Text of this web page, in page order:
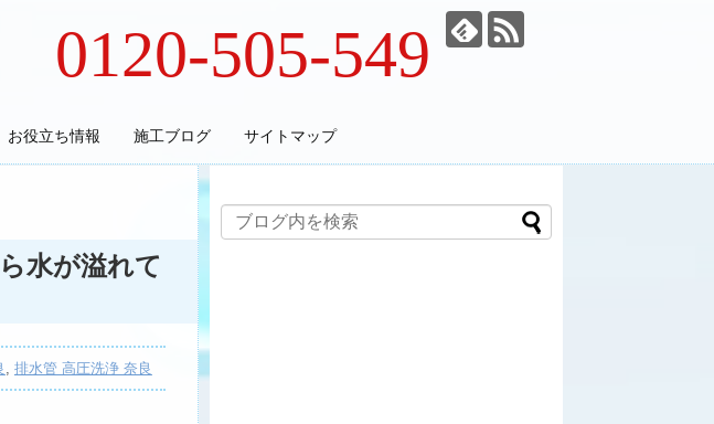
0120-505-549
お役立ち情報 施工ブログ サイトマップ
水が溢れて
, 排水管 高圧洗浄 奈良